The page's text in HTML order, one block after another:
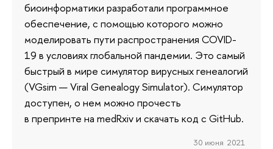
биоинформатики разработали программное
обеспечение, с помощью которого можно
моделировать пути распространения COVID-
19 в условиях глобальной пандемии. Это самый
быстрый в мире симулятор вирусных генеалогий
(VGsim — Viral Genealogy Simulator). Симулятор
доступен, о нем можно прочесть
в препринте на medRxiv и скачать код с GitHub.
30 июня 2021